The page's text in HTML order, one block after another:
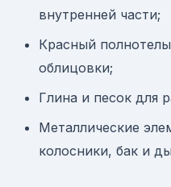
внутренней части;
Красный
облицовки;
Глина и песок для
Металлические
колосники, бак и